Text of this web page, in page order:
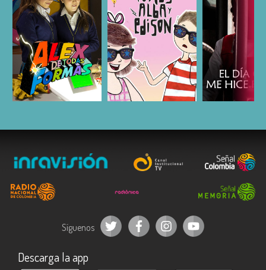
ESCUCHAR ESCUCHAR
Síguenos
Descarga la app